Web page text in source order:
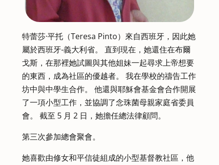
特蕾莎·平托（Teresa Pinto）來自西班牙，因此她
屬於西班牙-義大利省。 直到現在，她還住在布爾
戈斯，在那裡她試圖與其他姐妹一起尋求上帝想要
的東西，成為社區的優越者。 我在學校的禱告工作
坊中與中學生合作。 他還與耶穌會基金會合作開展
了一項小型工作，並協調了念珠菌母親家庭省委員
會。 截至 5 月 2 日，她擔任總法律顧問。
第三次參加總會聚會。
她喜歡由修女和平信徒組成的小型基督教社區，他